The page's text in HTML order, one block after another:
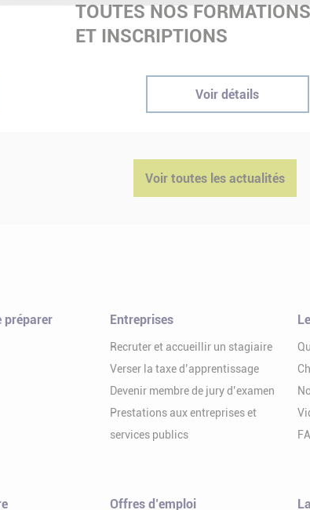
TOUTES NOS
ET INSCRIPTIONS
Voir détails
Voir toutes les actualités
préparer Entreprises
Recruter et accueillir un stagiaire
Verser la taxe d’apprentissage
Devenir membre de jury d’examen
Prestations aux entreprises et
services publics
Offres d’emploi